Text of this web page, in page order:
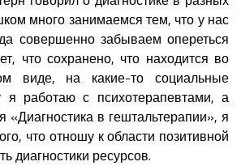
много занимаемся тем, что у нас
совершенно забываем опереться
что сохранено, что находится во
виде, на какие-то социальные
я работаю с психотерапевтами, а
«Диагностика в гештальтерапии», я
что отношу к области позитивной
диагностики ресурсов.